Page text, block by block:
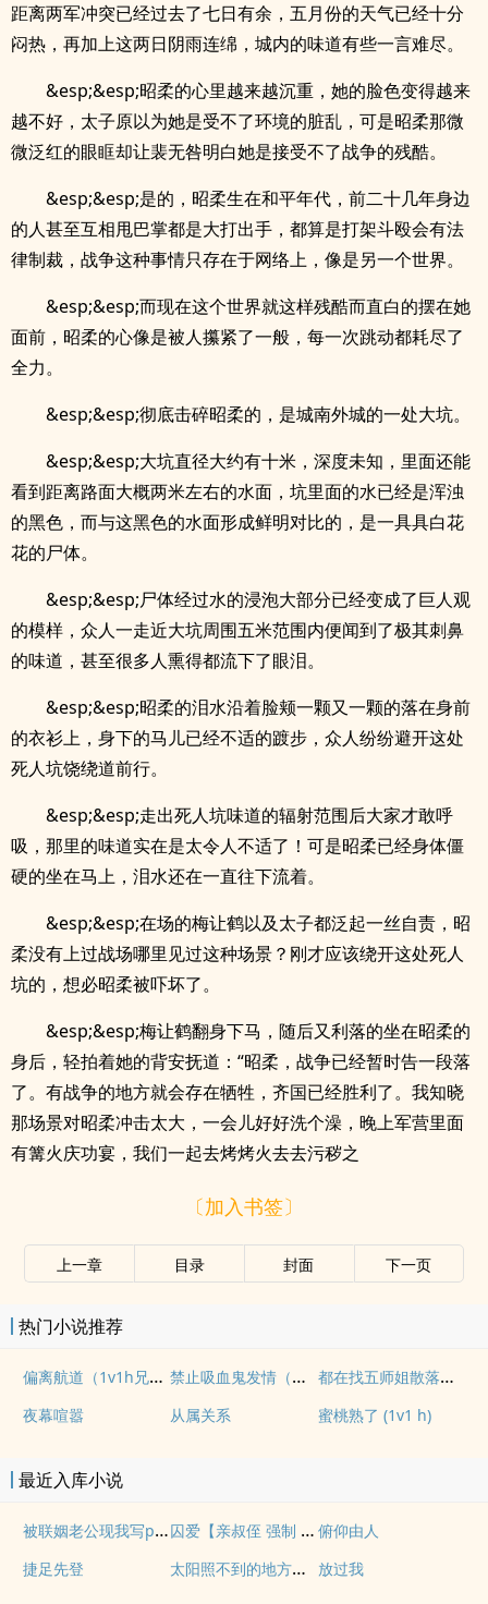
距离两军冲突已经过去了七日有余，五月份的天气已经十分
闷热，再加上这两日阴雨连绵，城内的味道有些一言难尽。
&esp;&esp;昭柔的心里越来越沉重，她的脸色变得越来
越不好，太子原以为她是受不了环境的脏乱，可是昭柔那微
微泛红的眼眶却让裴无咎明白她是接受不了战争的残酷。
&esp;&esp;是的，昭柔生在和平年代，前二十几年身边
的人甚至互相甩巴掌都是大打出手，都算是打架斗殴会有法
律制裁，战争这种事情只存在于网络上，像是另一个世界。
&esp;&esp;而现在这个世界就这样残酷而直白的摆在她
面前，昭柔的心像是被人攥紧了一般，每一次跳动都耗尽了
全力。
&esp;&esp;彻底击碎昭柔的，是城南外城的一处大坑。
&esp;&esp;大坑直径大约有十米，深度未知，里面还能
看到距离路面大概两米左右的水面，坑里面的水已经是浑浊
的黑色，而与这黑色的水面形成鲜明对比的，是一具具白花
花的尸体。
&esp;&esp;尸体经过水的浸泡大部分已经变成了巨人观
的模样，众人一走近大坑周围五米范围内便闻到了极其刺鼻
的味道，甚至很多人熏得都流下了眼泪。
&esp;&esp;昭柔的泪水沿着脸颊一颗又一颗的落在身前
的衣衫上，身下的马儿已经不适的踱步，众人纷纷避开这处
死人坑饶绕道前行。
&esp;&esp;走出死人坑味道的辐射范围后大家才敢呼
吸，那里的味道实在是太令人不适了！可是昭柔已经身体僵
硬的坐在马上，泪水还在一直往下流着。
&esp;&esp;在场的梅让鹤以及太子都泛起一丝自责，昭
柔没有上过战场哪里见过这种场景？刚才应该绕开这处死人
坑的，想必昭柔被吓坏了。
&esp;&esp;梅让鹤翻身下马，随后又利落的坐在昭柔的
身后，轻拍着她的背安抚道：“昭柔，战争已经暂时告一段落
了。有战争的地方就会存在牺牲，齐国已经胜利了。我知晓
那场景对昭柔冲击太大，一会儿好好洗个澡，晚上军营里面
有篝火庆功宴，我们一起去烤烤火去去污秽之
〔加入书签〕
上一章 目录 封面 下一页
热门小说推荐
偏离航道（1v1h兄妹骨科bg） 禁止吸血鬼发情（姐狗高H 1v1） 都在找五师姐散落的法宝
夜幕喧嚣 从属关系 蜜桃熟了 (1v1 h)
最近入库小说
被联姻老公现我写po文后 囚爱【亲叔侄 强制 1v1 h】 俯仰由人
捷足先登
太阳照不到的地方【百合 s】 放过我